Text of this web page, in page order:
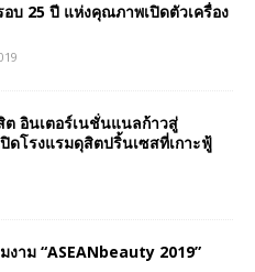
บ 25 ปี แห่งคุณภาพเปิดตัวเครื่อง
ต อินเตอร์เนชั่นแนลก้าวสู่
ปิดโรงแรมดุสิตปริ้นเซสที่เกาะฟู้
งาม “ASEANbeauty 2019”